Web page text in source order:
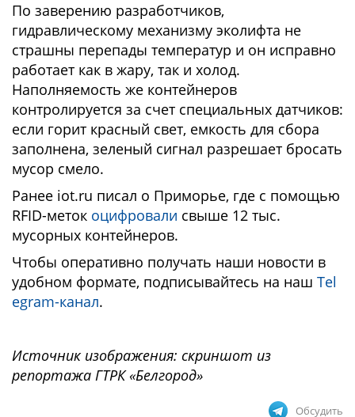
По заверению разработчиков,
гидравлическому механизму эколифта не
страшны перепады температур и он исправно
работает как в жару, так и холод.
Наполняемость же контейнеров
контролируется за счет специальных датчиков:
если горит красный свет, емкость для сбора
заполнена, зеленый сигнал разрешает бросать
мусор смело.
Ранее iot.ru писал о Приморье, где с помощью
RFID-меток оцифровали свыше 12 тыс.
мусорных контейнеров.
Чтобы оперативно получать наши новости в
удобном формате, подписывайтесь на наш Tel
egram-канал.
Источник изображения: скриншот из
репортажа ГТРК «Белгород»
Обсудить